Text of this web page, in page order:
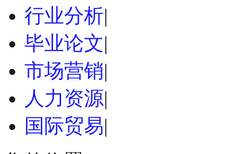
行业分析|
毕业论文|
市场营销|
人力资源|
国际贸易|